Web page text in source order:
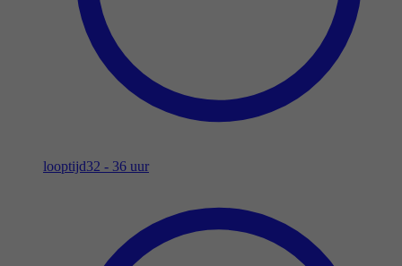
looptijd32 - 36 uur